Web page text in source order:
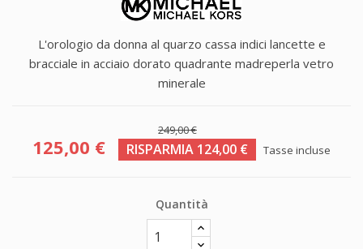
L'orologio da donna al quarzo cassa indici lancette e
bracciale in acciaio dorato quadrante madreperla vetro
minerale
249,00 €
125,00 € RISPARMIA 124,00 € Tasse incluse
Quantità